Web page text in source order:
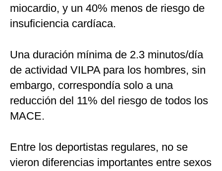
miocardio, y un 40% menos de riesgo de
insuficiencia cardíaca.
Una duración mínima de 2.3 minutos/día
de actividad VILPA para los hombres, sin
embargo, correspondía solo a una
reducción del 11% del riesgo de todos los
MACE.
Entre los deportistas regulares, no se
vieron diferencias importantes entre sexos